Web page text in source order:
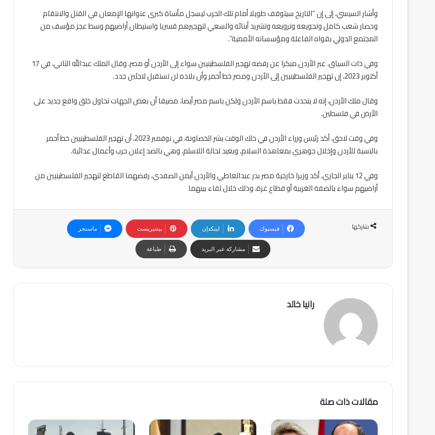
وأشار السيسي، إلى إن “التاريخ سيتوقف طويلا أمام تلك الحرب ليسجل مأساة كبرى عنوانها الإمعان في القتل والانتقام
وحصار شعب كامل وتجويعه وترويعه وتشريد أبنائه والسعي لتهجيرهم قسريا واستيطان أراضيهم وسط عجز مؤسف من
المجتمع الدولي بقواه الفاعلة ومؤسساته الأممية”.
وفي ذات السياق، عبر الأردن مبكرا عن رفضه تهجير الفلسطينيين سواء إلى الأردن أو مصر، وقال الملك عبدالله الثاني، في 17
أكتوبر 2023، إن تهجير الفلسطينيين إلى الأردن ومصر خط أحمر وأن بلاده لن تستقبل لاجئين جدد.
وقال ملك الأردن، إنه لا يتحدث فقط باسم الأردن ولكن باسم مصر أيضا، مضيفا أن بعض الجهات تحاول خلق واقع جديد على
الأرض في فلسطين.
وفي وقت لاحق، أكد رئيس وزراء الأردن في ذلك الوقت بشر الخصاونة، في نوفمبر 2023، أن تهجير الفلسطينيين خط أحمر
بالنسبة للأردن وإخلال جوهري بمعاهدة السلام، ويعيد لحالة اللاسلم، وهي بالضد إعلان حرب وأعمال عدائية.
وفي 12 يناير الجاري، أكد وزيرا خارجية مصر بدر عبدالعاطي والأردن أيمن الصفدي، رفضهما القاطع لتهجير الفلسطينيين من
أراضيهم سواء بالضفة الغربية أو قطاع غزة، وذلك خلال لقاء بينهما
شاركها فيسبوك لينكدإن بينتيريست ماسنجر
مشاركة عبر البريد طباعة
رانيا خالد
مقالات ذات صلة